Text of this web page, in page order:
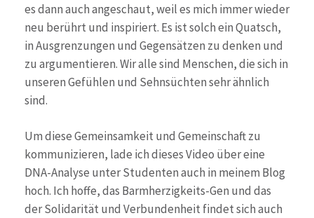
es dann auch angeschaut, weil es mich immer wieder
neu berührt und inspiriert. Es ist solch ein Quatsch,
in Ausgrenzungen und Gegensätzen zu denken und
zu argumentieren. Wir alle sind Menschen, die sich in
unseren Gefühlen und Sehnsüchten sehr ähnlich
sind.
Um diese Gemeinsamkeit und Gemeinschaft zu
kommunizieren, lade ich dieses Video über eine
DNA-Analyse unter Studenten auch in meinem Blog
hoch. Ich hoffe, das Barmherzigkeits-Gen und das
der Solidarität und Verbundenheit findet sich auch